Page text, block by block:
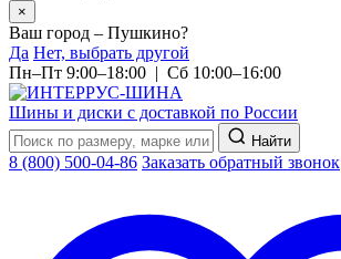
×
Ваш город – Пушкино?
Да Нет, выбрать другой
Пн–Пт 9:00–18:00 | Сб 10:00–16:00
Шины и диски с доставкой по России
Найти
8 (800) 500-04-86 Заказать обратный звонок